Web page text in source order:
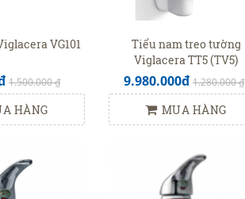
VG101
1.500.000 ₫
HÀNG
Tiểu nam treo tường
Viglacera TT5 (TV5)
9.980.000đ 1.280.000 ₫
MUA HÀNG